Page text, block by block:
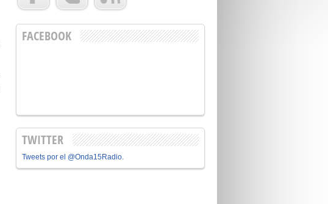
FACEBOOK
TWITTER
Tweets por el @Onda15Radio.